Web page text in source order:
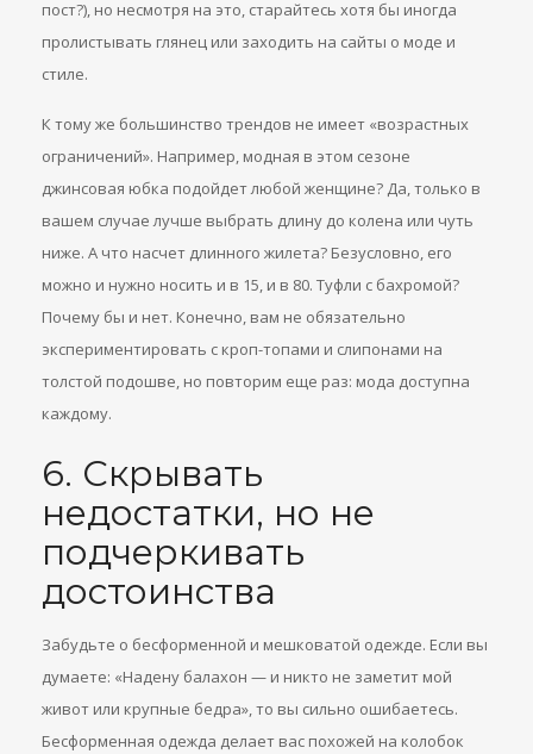
пост?), но несмотря на это, старайтесь хотя бы иногда
пролистывать глянец или заходить на сайты о моде и
стиле.
К тому же большинство трендов не имеет «возрастных
ограничений». Например, модная в этом сезоне
джинсовая юбка подойдет любой женщине? Да, только в
вашем случае лучше выбрать длину до колена или чуть
ниже. А что насчет длинного жилета? Безусловно, его
можно и нужно носить и в 15, и в 80. Туфли с бахромой?
Почему бы и нет. Конечно, вам не обязательно
экспериментировать с кроп-топами и слипонами на
толстой подошве, но повторим еще раз: мода доступна
каждому.
6. Скрывать
недостатки, но не
подчеркивать
достоинства
Забудьте о бесформенной и мешковатой одежде. Если вы
думаете: «Надену балахон — и никто не заметит мой
живот или крупные бедра», то вы сильно ошибаетесь.
Бесформенная одежда делает вас похожей на колобок